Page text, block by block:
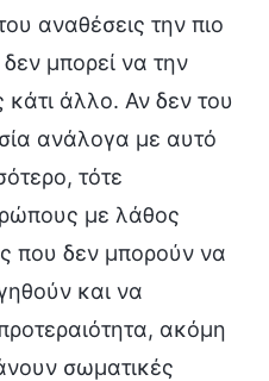
αναθέσεις την πιο
μπορεί να την
κάτι άλλο. Αν δεν του
ανάλογα με αυτό
τότε
με λάθος
που δεν μπορούν να
και να
ακόμη
σωματικές